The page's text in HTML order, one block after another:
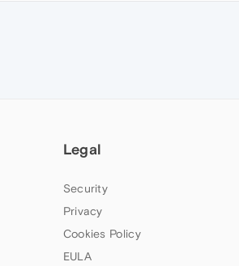
Legal
Security
Privacy
Cookies Policy
EULA